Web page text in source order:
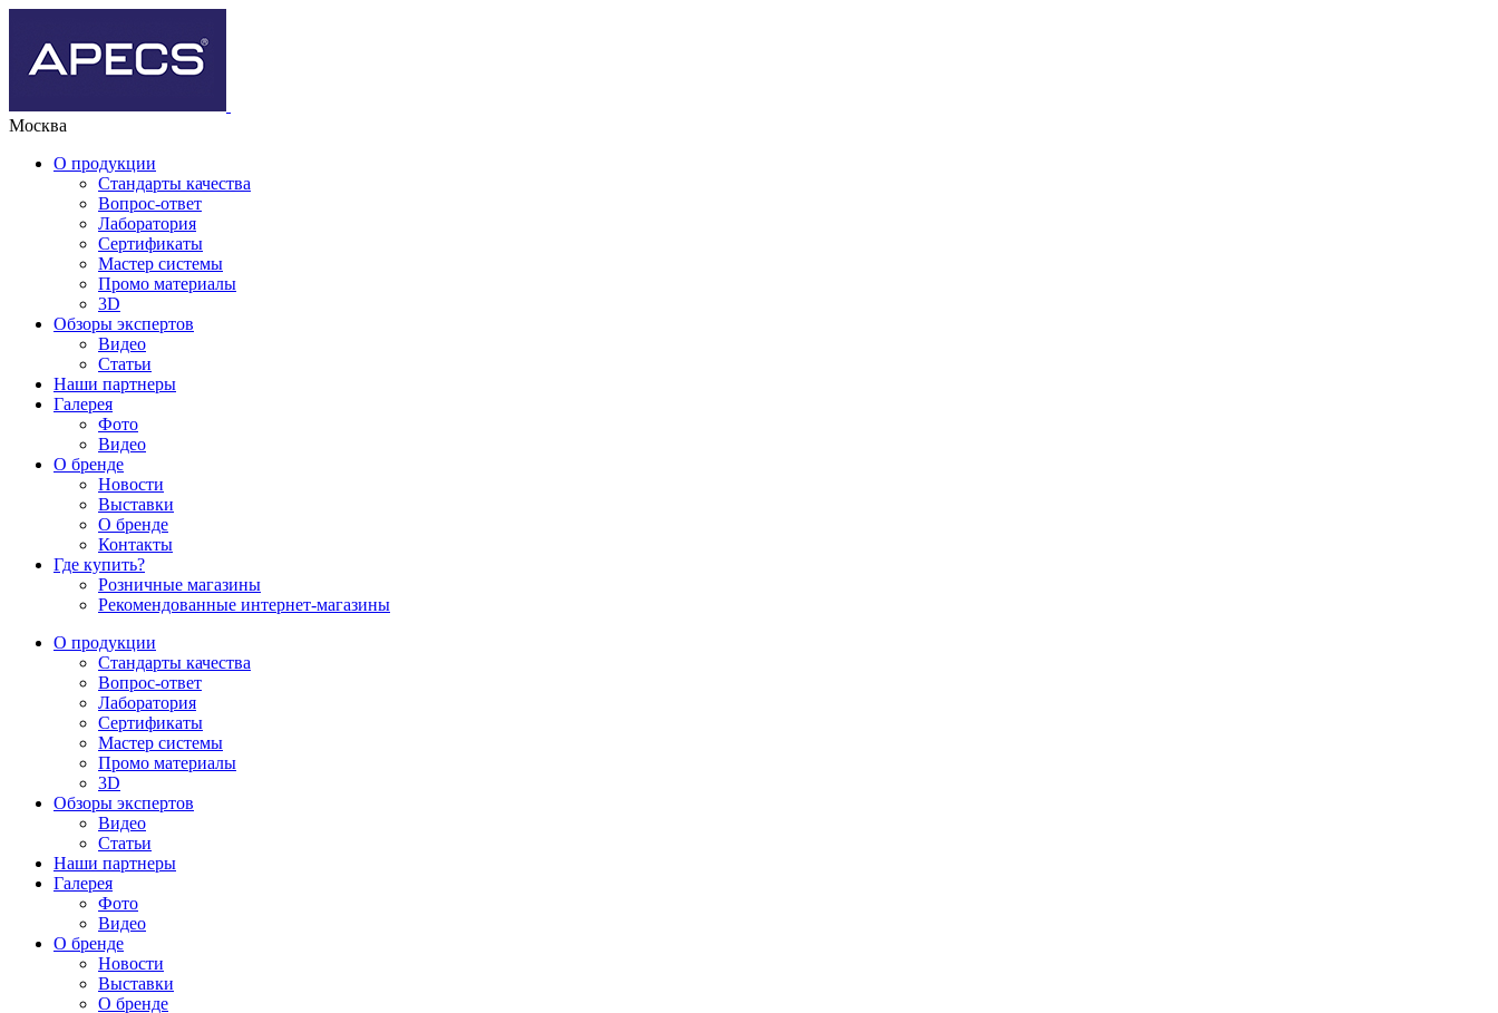
Москва
О продукции
Стандарты качества
Вопрос-ответ
Лаборатория
Сертификаты
Мастер системы
Промо материалы
3D
Обзоры экспертов
Видео
Статьи
Наши партнеры
Галерея
Фото
Видео
О бренде
Новости
Выставки
О бренде
Контакты
Где купить?
Розничные магазины
Рекомендованные интернет-магазины
О продукции
Стандарты качества
Вопрос-ответ
Лаборатория
Сертификаты
Мастер системы
Промо материалы
3D
Обзоры экспертов
Видео
Статьи
Наши партнеры
Галерея
Фото
Видео
О бренде
Новости
Выставки
О бренде